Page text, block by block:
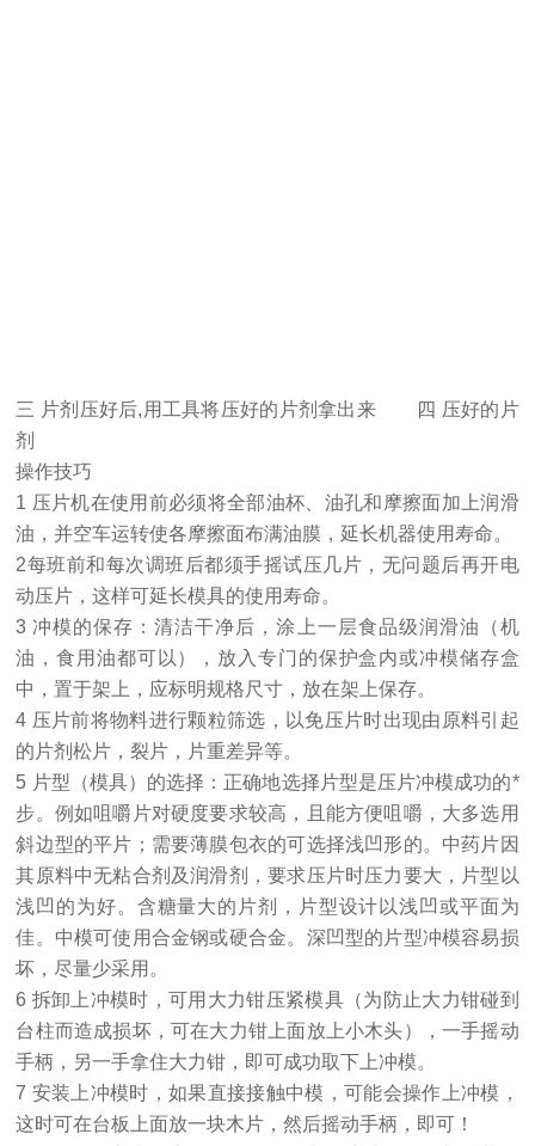
三 片剂压好后,用工具将压好的片剂拿出来 四 压好的片
剂
操作技巧
1 压片机在使用前必须将全部油杯、油孔和摩擦面加上润滑
油，并空车运转使各摩擦面布满油膜，延长机器使用寿命。
2每班前和每次调班后都须手摇试压几片，无问题后再开电
动压片，这样可延长模具的使用寿命。
3 冲模的保存：清洁干净后，涂上一层食品级润滑油（机
油，食用油都可以），放入专门的保护盒内或冲模储存盒
中，置于架上，应标明规格尺寸，放在架上保存。
4 压片前将物料进行颗粒筛选，以免压片时出现由原料引起
的片剂松片，裂片，片重差异等。
5 片型（模具）的选择：正确地选择片型是压片冲模成功的*
步。例如咀嚼片对硬度要求较高，且能方便咀嚼，大多选用
斜边型的平片；需要薄膜包衣的可选择浅凹形的。中药片因
其原料中无粘合剂及润滑剂，要求压片时压力要大，片型以
浅凹的为好。含糖量大的片剂，片型设计以浅凹或平面为
佳。中模可使用合金钢或硬合金。深凹型的片型冲模容易损
坏，尽量少采用。
6 拆卸上冲模时，可用大力钳压紧模具（为防止大力钳碰到
台柱而造成损坏，可在大力钳上面放上小木头），一手摇动
手柄，另一手拿住大力钳，即可成功取下上冲模。
7 安装上冲模时，如果直接接触中模，可能会操作上冲模，
这时可在台板上面放一块木片，然后摇动手柄，即可！